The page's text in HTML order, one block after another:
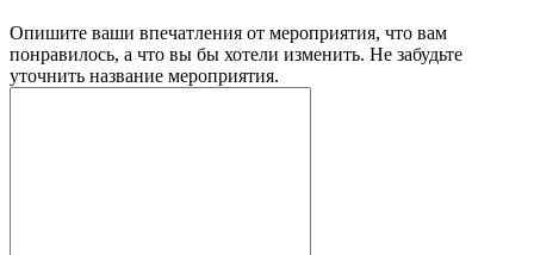
Опишите ваши впечатления от мероприятия, что вам
понравилось, а что вы бы хотели изменить. Не забудьте
уточнить название мероприятия.